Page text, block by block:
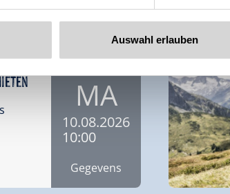
Auswahl erlauben
MA
10.08.2026
10:00
Gegevens